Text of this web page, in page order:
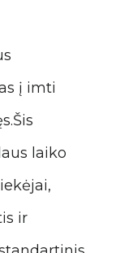
į imti
laiko
ir